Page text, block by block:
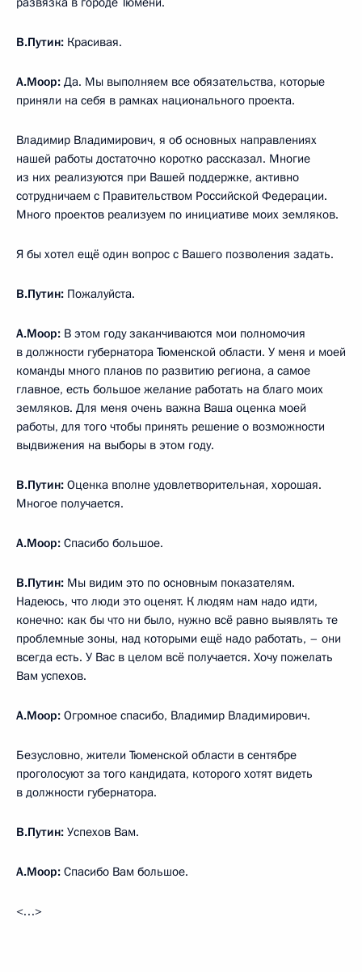
В.Путин: Красивая.
А.Моор: Да. Мы выполняем все обязательства, которые
приняли на себя в рамках национального проекта.
Владимир Владимирович, я об основных направлениях
нашей работы достаточно коротко рассказал. Многие
из них реализуются при Вашей поддержке, активно
сотрудничаем с Правительством Российской Федерации.
Много проектов реализуем по инициативе моих земляков.
Я бы хотел ещё один вопрос с Вашего позволения задать.
В.Путин: Пожалуйста.
А.Моор: В этом году заканчиваются мои полномочия
в должности губернатора Тюменской области. У меня и моей
команды много планов по развитию региона, а самое
главное, есть большое желание работать на благо моих
земляков. Для меня очень важна Ваша оценка моей
работы, для того чтобы принять решение о возможности
выдвижения на выборы в этом году.
В.Путин: Оценка вполне удовлетворительная, хорошая.
Многое получается.
А.Моор: Спасибо большое.
В.Путин: Мы видим это по основным показателям.
Надеюсь, что люди это оценят. К людям нам надо идти,
конечно: как бы что ни было, нужно всё равно выявлять те
проблемные зоны, над которыми ещё надо работать, – они
всегда есть. У Вас в целом всё получается. Хочу пожелать
Вам успехов.
А.Моор: Огромное спасибо, Владимир Владимирович.
Безусловно, жители Тюменской области в сентябре
проголосуют за того кандидата, которого хотят видеть
в должности губернатора.
В.Путин: Успехов Вам.
А.Моор: Спасибо Вам большое.
<…>